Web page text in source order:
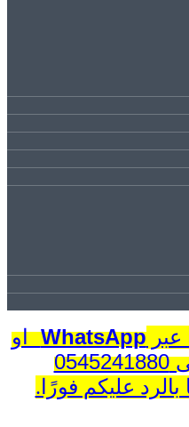
عبرWhatsAppاو
عليكم فورًا.